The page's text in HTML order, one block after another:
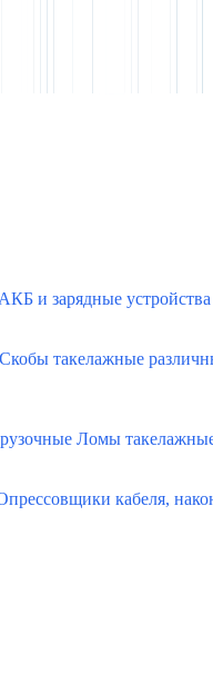
АКБ и зарядные устройства
Скобы такелажные
Ломы
кабеля,